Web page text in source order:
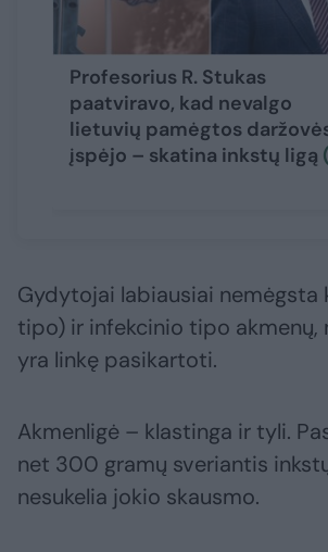
Profesorius R. Stukas
paatviravo, kad nevalgo
lietuvių pamėgtos
įspėjo – skatina inkstų ligą
Gydytojai labiausiai nemėgsta
tipo) ir infekcinio tipo akmenų,
yra linkę pasikartoti.
Akmenligė – klastinga ir tyli.
net 300 gramų sveriantis
nesukelia jokio skausmo.